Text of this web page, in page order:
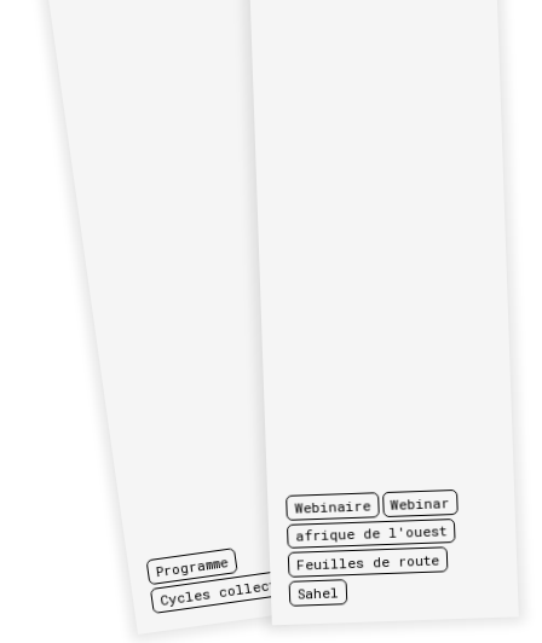
Programme
Cycles collectifs
Webinaire Webinar
afrique de l'ouest
Feuilles de route
Sahel